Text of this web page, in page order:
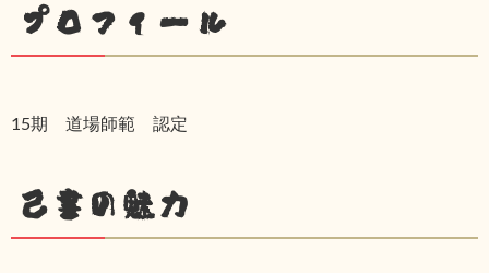
プロフィール
15期 道場師範 認定
己書の魅力